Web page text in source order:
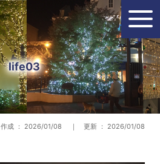
life03
作成 ： 2026/01/08 ｜ 更新 ： 2026/01/08